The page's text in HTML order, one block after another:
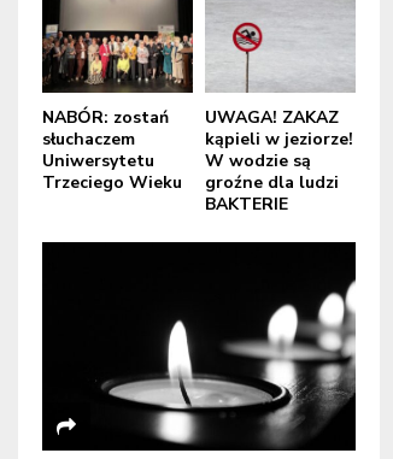
NABÓR: zostań
słuchaczem
Uniwersytetu
Trzeciego Wieku
UWAGA! ZAKAZ
kąpieli w jeziorze!
W wodzie są
groźne dla ludzi
BAKTERIE